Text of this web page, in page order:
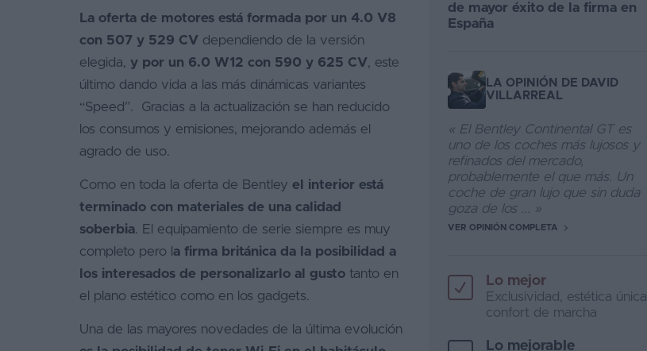
de mayor éxito de la firma en
España
LA OPINIÓN DE DAVID
VILLARREAL
« El Bentley Continental GT es
uno de los coches más lujosos y
refinados del mercado,
probablemente el que más. Un
coche de gran lujo que sin duda
goza de los ... »
VER OPINIÓN COMPLETA
Lo mejor
Exclusividad, estética única,
confort de marcha
Lo mejorable
La oferta de motores está formada por un 4.0 V8
con 507 y 529 CV dependiendo de la versión
elegida, y por un 6.0 W12 con 590 y 625 CV, este
último dando vida a las más dinámicas variantes
“Speed”. Gracias a la actualización se han reducido
los consumos y emisiones, mejorando además el
agrado de uso.
Como en toda la oferta de Bentley el interior está
terminado con materiales de una calidad
soberbia. El equipamiento de serie siempre es muy
completo pero l a firma británica da la posibilidad a
los interesados de personalizarlo al gusto tanto en
el plano estético como en los gadgets.
Una de las mayores novedades de la última evolución